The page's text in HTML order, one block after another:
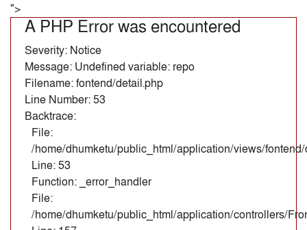
">
A PHP Error was encountered
Severity: Notice
Message: Undefined variable: repo
Filename: fontend/detail.php
Line Number: 53
Backtrace:
File:
/home/dhumketu/public_html/application/views/
Line: 53
Function: _error_handler
File:
/home/dhumketu/public_html/application/controllers/